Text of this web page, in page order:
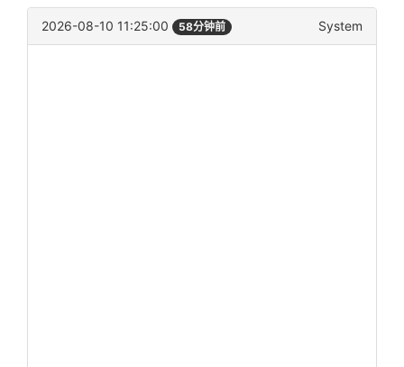
2026-08-10 11:25:00 58分钟前 System